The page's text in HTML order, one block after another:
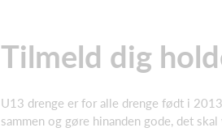
Tilmeld dig
U13 drenge er for alle drenge født i
sammen og gøre hinanden gode, det